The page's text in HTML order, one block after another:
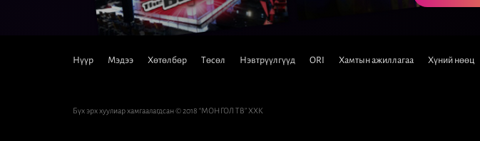
Нүүр Мэдээ Хөтөлбөр Төсөл Нэвтрүүлгүүд ORI Хамтын ажиллагаа Хүний нөөц
Бүх эрх хуулиар хамгаалагдсан © 2018 “МОНГОЛ ТВ” ХХК